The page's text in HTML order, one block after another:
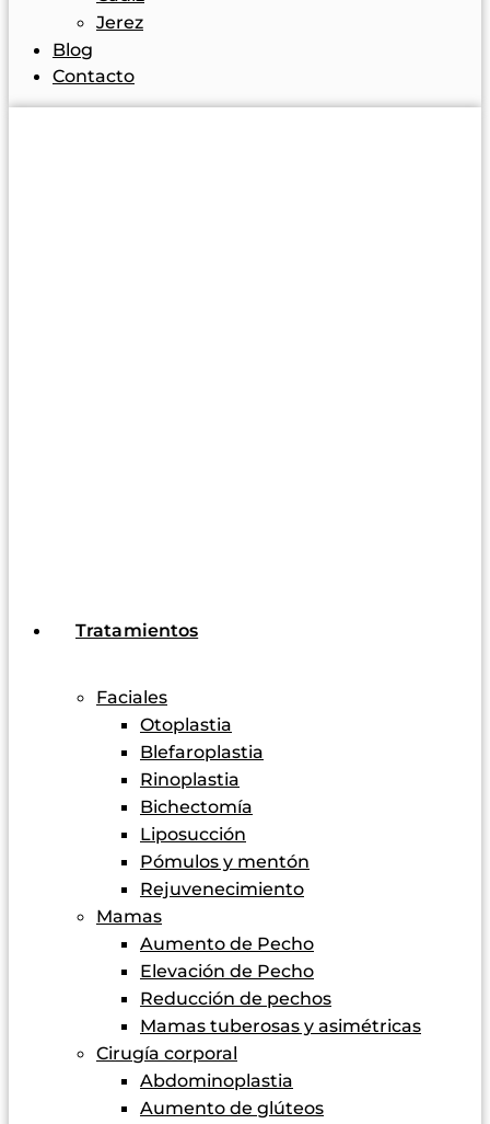
Jerez
Blog
Contacto
Tratamientos
Faciales
Otoplastia
Blefaroplastia
Rinoplastia
Bichectomía
Liposucción
Pómulos y mentón
Rejuvenecimiento
Mamas
Aumento de Pecho
Elevación de Pecho
Reducción de pechos
Mamas tuberosas y asimétricas
Cirugía corporal
Abdominoplastia
Aumento de glúteos